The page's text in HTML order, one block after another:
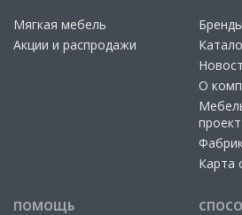
Мягкая мебель
Акции и распродажи
Бренды
О
Карта
ПОМОЩЬ